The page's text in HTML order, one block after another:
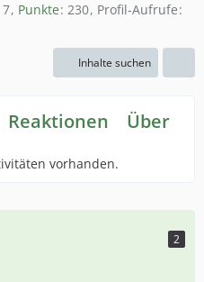
7 Punkte 230 Profil-Aufrufe
Inhalte suchen
Reaktionen Über
vorhanden.
2